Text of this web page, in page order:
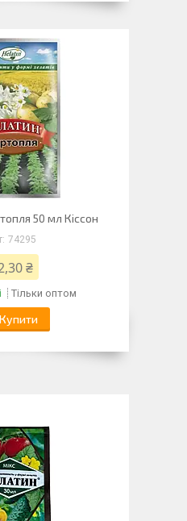
50 мл Кіссон
74295
₴
Тільки оптом
Купити